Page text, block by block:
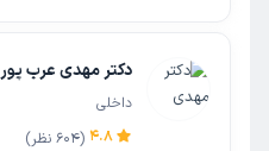
دکتر مهدی عرب پور
داخلی
4.8
(
604 نظر)